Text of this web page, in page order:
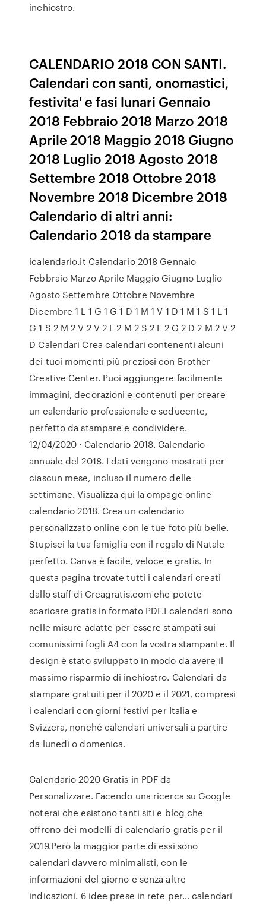
inchiostro.
CALENDARIO 2018 CON SANTI.
Calendari con santi, onomastici,
festivita' e fasi lunari Gennaio
2018 Febbraio 2018 Marzo 2018
Aprile 2018 Maggio 2018 Giugno
2018 Luglio 2018 Agosto 2018
Settembre 2018 Ottobre 2018
Novembre 2018 Dicembre 2018
Calendario di altri anni:
Calendario 2018 da stampare
icalendario.it Calendario 2018 Gennaio
Febbraio Marzo Aprile Maggio Giugno Luglio
Agosto Settembre Ottobre Novembre
Dicembre 1 L 1 G 1 G 1 D 1 M 1 V 1 D 1 M 1 S 1 L 1
G 1 S 2 M 2 V 2 V 2 L 2 M 2 S 2 L 2 G 2 D 2 M 2 V 2
D Calendari Crea calendari contenenti alcuni
dei tuoi momenti più preziosi con Brother
Creative Center. Puoi aggiungere facilmente
immagini, decorazioni e contenuti per creare
un calendario professionale e seducente,
perfetto da stampare e condividere.
12/04/2020 · Calendario 2018. Calendario
annuale del 2018. I dati vengono mostrati per
ciascun mese, incluso il numero delle
settimane. Visualizza qui la ompage online
calendario 2018. Crea un calendario
personalizzato online con le tue foto più belle.
Stupisci la tua famiglia con il regalo di Natale
perfetto. Canva è facile, veloce e gratis. In
questa pagina trovate tutti i calendari creati
dallo staff di Creagratis.com che potete
scaricare gratis in formato PDF.I calendari sono
nelle misure adatte per essere stampati sui
comunissimi fogli A4 con la vostra stampante. Il
design è stato sviluppato in modo da avere il
massimo risparmio di inchiostro. Calendari da
stampare gratuiti per il 2020 e il 2021, compresi
i calendari con giorni festivi per Italia e
Svizzera, nonché calendari universali a partire
da lunedì o domenica.
Calendario 2020 Gratis in PDF da
Personalizzare. Facendo una ricerca su Google
noterai che esistono tanti siti e blog che
offrono dei modelli di calendario gratis per il
2019.Però la maggior parte di essi sono
calendari davvero minimalisti, con le
informazioni del giorno e senza altre
indicazioni. 6 idee prese in rete per… calendari